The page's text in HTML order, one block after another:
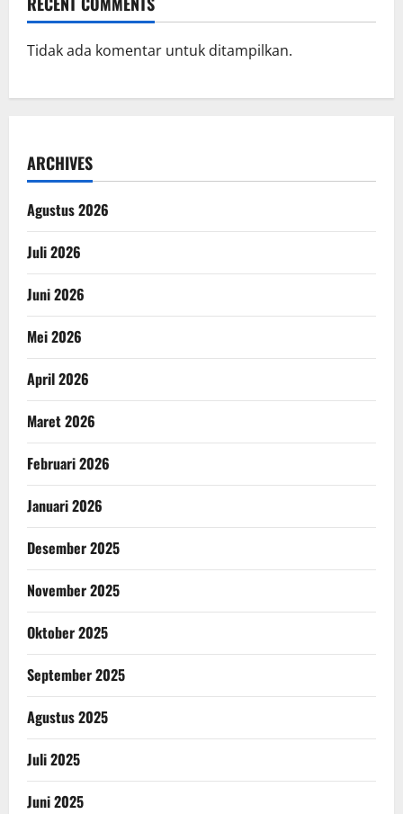
Tidak ada komentar untuk ditampilkan.
ARCHIVES
Agustus 2026
Juli 2026
Juni 2026
Mei 2026
April 2026
Maret 2026
Februari 2026
Januari 2026
Desember 2025
November 2025
Oktober 2025
September 2025
Agustus 2025
Juli 2025
Juni 2025